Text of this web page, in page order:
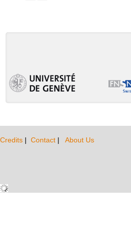
Credits | Contact | About Us